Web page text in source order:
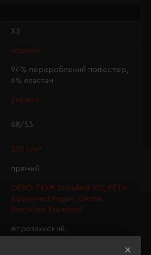
XS
чорний
94% перероблений поліестер,
6% еластан
унісекс
68/53
270 г/м²
прямий
OEKO-TEX® Standard 100, PETA-
Approved Vegan, Global
Recycled Standard
вітрозахисний,